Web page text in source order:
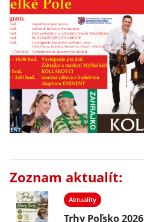
Zoznam aktualít:
Aktuality
Trhy Poľsko 2026